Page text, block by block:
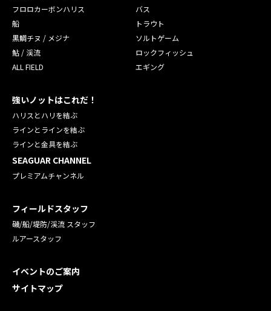
フロロカーボンハリス
船
黒鯛チヌ / メジナ
鮎 / 渓流
ALL FIELD
バス
トラウト
ソルトゲーム
ロックフィッシュ
エギング
強いノットはこれだ！
ハリスとハリを結ぶ
ラインとラインを結ぶ
ラインと金具を結ぶ
SEAGUAR CHANNEL
プレミアムチャンネル
フィールドスタッフ
磯/船/堤防/渓流 スタッフ
ルアースタッフ
イベントのご案内
サイトマップ